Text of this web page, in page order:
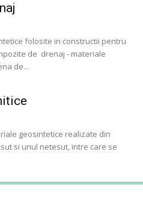
folosite in constructii pentru
de drenaj - materiale
de...
geosintetice realizate din
si unul netesut, intre care se